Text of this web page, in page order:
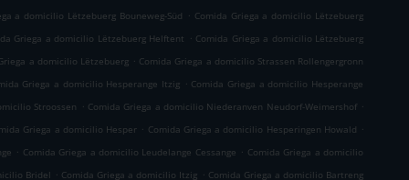
a domicilio Lëtzebuerg Bouneweg-Süd . Comida Griega a domicilio Lëtzebuerg
Griega a domicilio Lëtzebuerg Helftent . Comida Griega a domicilio Lëtzebuerg
a domicilio Lëtzebuerg . Comida Griega a domicilio Strassen Rollengergronn
Griega a domicilio Hesperange Itzig . Comida Griega a domicilio Hesperange
Stroossen . Comida Griega a domicilio Niederanven Neudorf-Weimershof .
Griega a domicilio Hesper . Comida Griega a domicilio Hesperingen Howald .
. Comida Griega a domicilio Leudelange Cessange . Comida Griega a domicilio
Bridel . Comida Griega a domicilio Itzig . Comida Griega a domicilio Bartreng